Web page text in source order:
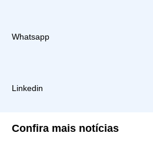
Whatsapp
Linkedin
Confira mais notícias